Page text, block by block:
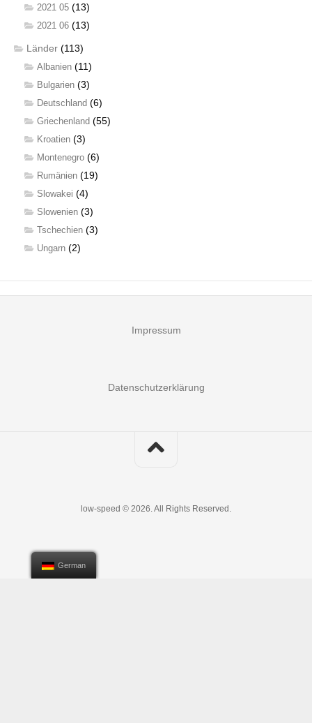
2021 05 (13)
2021 06 (13)
Länder (113)
Albanien (11)
Bulgarien (3)
Deutschland (6)
Griechenland (55)
Kroatien (3)
Montenegro (6)
Rumänien (19)
Slowakei (4)
Slowenien (3)
Tschechien (3)
Ungarn (2)
Impressum
Datenschutzerklärung
low-speed © 2026. All Rights Reserved.
German